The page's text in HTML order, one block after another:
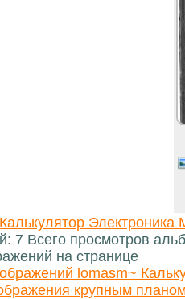
Электроника
7 Всего просмотров
на странице
lomasm~
крупным